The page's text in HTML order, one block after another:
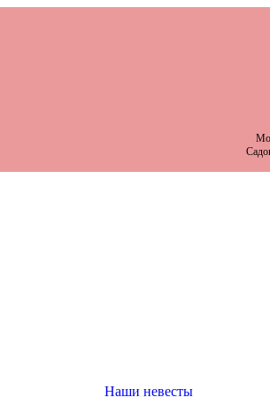
Наши невесты